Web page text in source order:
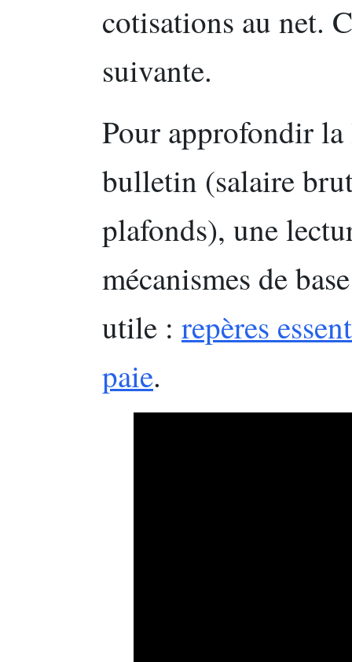
cotisations au net.
suivante.
Pour approfondir
bulletin (salaire
plafonds), une
mécanismes de
utile : repères
paie.